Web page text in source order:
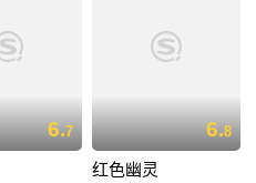
6.7 6.8
红色幽灵